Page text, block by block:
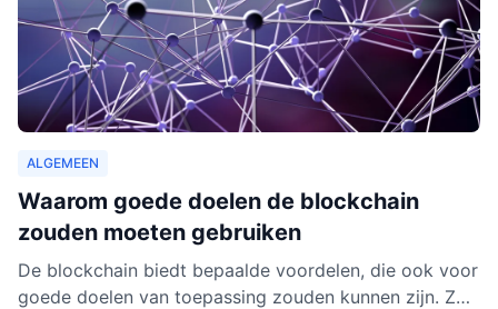
ALGEMEEN
Waarom goede doelen de blockchain
zouden moeten gebruiken
De blockchain biedt bepaalde voordelen, die ook voor
goede doelen van toepassing zouden kunnen zijn. Zo